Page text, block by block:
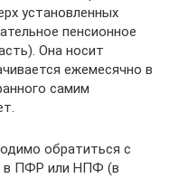
установленных
пенсионное
Она носит
ежемесячно в
самим
обратиться с
в ПФР или НПФ (в